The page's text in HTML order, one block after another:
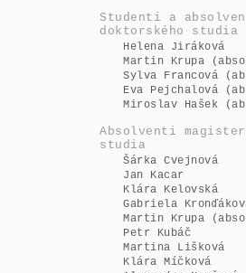
Studenti a
doktorského studia
Helena Jiráková
Martin Krupa
Sylva Francová
Eva Pejchalová
Miroslav Hašek
Absolventi
studia
Šárka Cvejnová
Jan Kacar
Klára Kelovská
Gabriela
Martin Krupa
Petr Kubáč
Martina Lišková
Klára Míčková